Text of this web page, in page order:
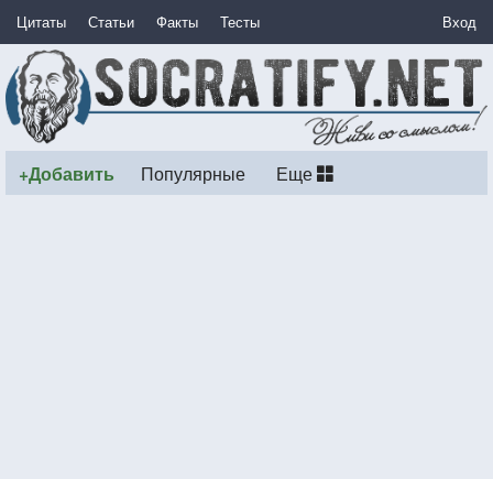
Цитаты Статьи Факты Тесты Вход
+Добавить Популярные Еще